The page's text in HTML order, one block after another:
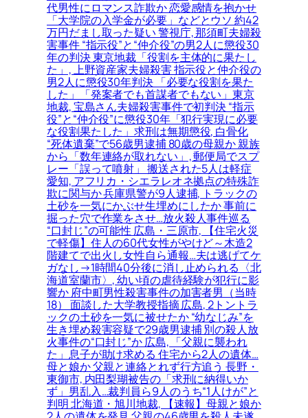
代男性にロマンス詐欺か 恋愛感情を抱かせ
「大学院の入学金が必要」などとウソ 約42
万円だまし取った疑い 警視庁, 那須町夫婦殺
害事件 “指示役”と“仲介役”の男2人に懲役30
年の判決 東京地裁「役割を主体的に果たし
た」, 上野資産家夫婦殺害 指示役と仲介役の
男2人に懲役30年判決 「必要な役割を果た
した」「発案者でも首謀者でもない」東京
地裁, 宝島さん夫婦殺害事件で初判決 “指示
役”と“仲介役”に懲役30年「犯行実現に必要
な役割果たした」求刑は無期懲役, 白骨化
“死体遺棄”で56歳男逮捕 80歳の母親か 親族
から「数年連絡が取れない」, 郵便局でスプ
レー「誤って噴射」 搬送された5人は軽症
愛知, アフリカ・シエラレオネ拠点の特殊詐
欺に関与か 兵庫県警が9人逮捕, トラックの
土砂を一気にかぶせ生埋めにしたか 事前に
掘った穴で作業をさせ…放火殺人事件巡る
“口封じ”の可能性 広島・三原市, 【住宅火災
で軽傷】住人の60代女性がやけど～木造2
階建てで出火し女性自ら通報…夫は逃げてケ
ガなし→1時間40分後に消し止められる〈北
海道室蘭市〉, 幼い頃の虐待経験が犯行に影
響か 府中町男性殺害事件の加害者男（当時
18） 面談した大学教授指摘 広島, 2トントラ
ックの土砂を一気に被せたか “幼なじみ”を
生き埋め殺害容疑で29歳男逮捕 別の殺人放
火事件の“口封じ”か 広島, 「父親に襲われ
た」息子が助け求める 住宅から2人の遺体…
母と娘か 父親と連絡とれず行方追う 長野・
東御市, 内田梨瑚被告の「求刑に納得いか
ず」男乱入…裁判員ら9人のうち“1人けが”と
判明 北海道・旭川地裁, 【速報】母親と娘か